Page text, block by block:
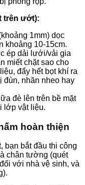
trên ướt):
1mm) dọc
khoảng 10-15cm.
ép dải lưới/vải gia
miết chặt sao cho
đẩy hết bọt khí ra
đùn, nhăn nheo hay
đè lên trên bề mặt
lớp vật liệu.
hoàn thiện
bạn bắt đầu thi công
chân tường (quét
với nhà vệ sinh, và